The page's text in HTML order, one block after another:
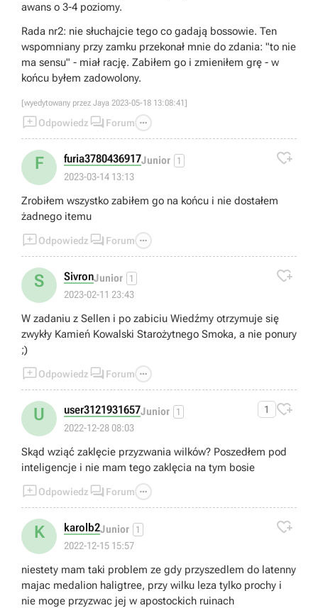
awans o 3-4 poziomy.
Rada nr2: nie słuchajcie tego co gadają bossowie. Ten
wspomniany przy zamku przekonał mnie do zdania: "to nie
ma sensu" - miał rację. Zabiłem go i zmieniłem grę - w
końcu byłem zadowolony.
[wyedytowany przez Jaya 2023-05-18 13:08:41]
Odpowiedz  Forum 
F furia3780436917Junior 1
2023-03-14 13:13

Zrobiłem wszystko zabiłem go na końcu i nie dostałem
żadnego itemu
Odpowiedz  Forum 
S SivronJunior 1
2023-02-11 23:43

W zadaniu z Sellen i po zabiciu Wiedźmy otrzymuje się
zwykły Kamień Kowalski Starożytnego Smoka, a nie ponury
;)
Odpowiedz  Forum 
U user3121931657Junior 1
2022-12-28 08:03
1 
Skąd wziąć zaklęcie przyzwania wilków? Poszedłem pod
inteligencje i nie mam tego zaklęcia na tym bosie
Odpowiedz  Forum 
K karolb2Junior 1
2022-12-15 15:57

niestety mam taki problem ze gdy przyszedlem do latenny
majac medalion haligtree, przy wilku leza tylko prochy i
nie moge przyzwac jej w apostockich ruinach